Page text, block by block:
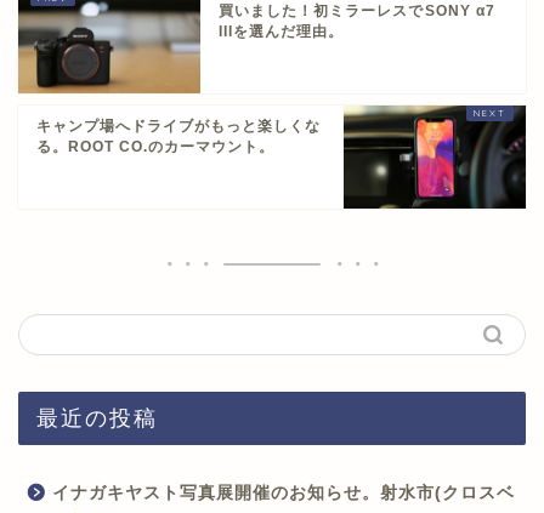
買いました！初ミラーレスでSONY α7
IIIを選んだ理由。
キャンプ場へドライブがもっと楽しくな
る。ROOT CO.のカーマウント。
最近の投稿
イナガキヤスト写真展開催のお知らせ。射水市(クロスベ